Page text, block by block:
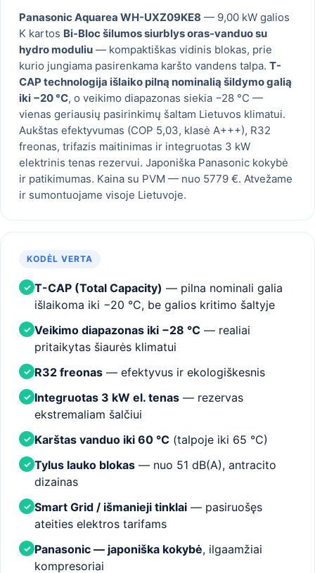
Panasonic Aquarea WH-UXZ09KE8 — 9,00 kW galios
K kartos Bi-Bloc šilumos siurblys oras-vanduo su
hydro moduliu — kompaktiškas vidinis blokas, prie
kurio jungiama pasirenkama karšto vandens talpa. T-
CAP technologija išlaiko pilną nominalią šildymo galią
iki −20 °C, o veikimo diapazonas siekia −28 °C —
vienas geriausių pasirinkimų šaltam Lietuvos klimatui.
Aukštas efektyvumas (COP 5,03, klasė A+++), R32
freonas, trifazis maitinimas ir integruotas 3 kW
elektrinis tenas rezervui. Japoniška Panasonic kokybė
ir patikimumas. Kaina su PVM — nuo 5779 €. Atvežame
ir sumontuojame visoje Lietuvoje.
KODĖL VERTA
✓ T-CAP (Total Capacity) — pilna nominali galia
išlaikoma iki −20 °C, be galios kritimo šaltyje
✓ Veikimo diapazonas iki −28 °C — realiai
pritaikytas šiaurės klimatui
✓ R32 freonas — efektyvus ir ekologiškesnis
✓ Integruotas 3 kW el. tenas — rezervas
ekstremaliam šalčiui
✓ Karštas vanduo iki 60 °C (talpoje iki 65 °C)
✓ Tylus lauko blokas — nuo 51 dB(A), antracito
dizainas
✓ Smart Grid / išmanieji tinklai — pasiruošęs
ateities elektros tarifams
✓ Panasonic — japoniška kokybė, ilgaamžiai
kompresoriai